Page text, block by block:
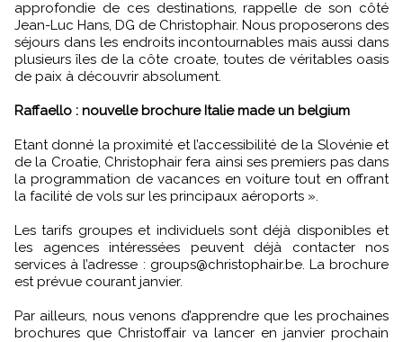
approfondie de ces destinations, rappelle de son côté
Jean-Luc Hans, DG de Christophair. Nous proposerons des
séjours dans les endroits incontournables mais aussi dans
plusieurs îles de la côte croate, toutes de véritables oasis
de paix à découvrir absolument.
Raffaello : nouvelle brochure Italie made un belgium
Etant donné la proximité et l’accessibilité de la Slovénie et
de la Croatie, Christophair fera ainsi ses premiers pas dans
la programmation de vacances en voiture tout en offrant
la facilité de vols sur les principaux aéroports ».
Les tarifs groupes et individuels sont déjà disponibles et
les agences intéressées peuvent déjà contacter nos
services à l’adresse : groups@christophair.be. La brochure
est prévue courant janvier.
Par ailleurs, nous venons d’apprendre que les prochaines
brochures que Christoffair va lancer en janvier prochain